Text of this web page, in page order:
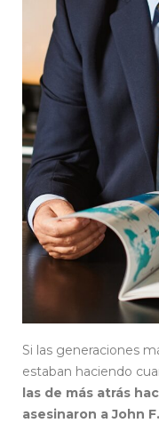
Si las generaciones
estaban haciendo
las de más atrás
asesinaron a John